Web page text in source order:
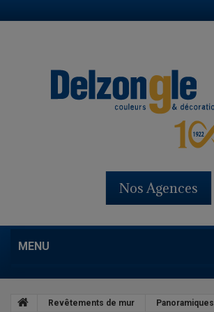
Nos Agences
MENU
Revêtements de mur Panoramiques